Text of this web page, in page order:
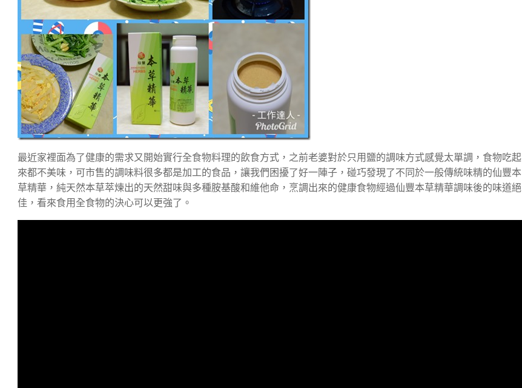
最近家裡面為了健康的需求又開始實行全食物料理的飲食方式，之前老婆對於只用鹽的調味方式感覺太單調，食物吃起
來都不美味，可市售的調味料很多都是加工的食品，讓我們困擾了好一陣子，碰巧發現了不同於一般傳統味精的仙豐本
草精華，純天然本草萃煉出的天然甜味與多種胺基酸和維他命，烹調出來的健康食物經過仙豐本草精華調味後的味道絕
佳，看來食用全食物的決心可以更強了。